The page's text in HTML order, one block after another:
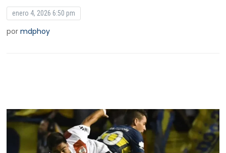
enero 4, 2026 6:50 pm
pormdphoy